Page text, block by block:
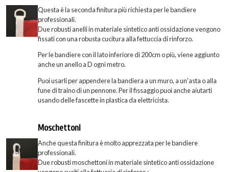
Questa è la seconda finitura più richiesta per le bandiere
professionali.
Due robusti anelli in materiale sintetico anti ossidazione vengono
fissati con una robusta cucitura alla fettuccia di rinforzo.
Per le bandiere con il lato inferiore di 200cm o più, viene aggiunto
anche un anello a D ogni metro.
Puoi usarli per appendere la bandiera a un muro, a un'asta o alla
fune di traino di un pennone. Per il fissaggio puoi anche aiutarti
usando delle fascette in plastica da elettricista.
Moschettoni
Anche questa finitura è molto apprezzata per le bandiere
professionali.
Due robusti moschettoni in materiale sintetico anti ossidazione